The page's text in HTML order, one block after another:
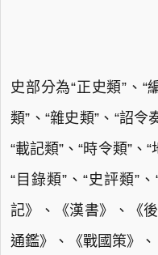
史部分為“正史類”、“
類”、“雜史類”、“詔令
“載記類”、“時令類”、“
“目錄類”、“史評類”
記》、《漢書》、《
通鑑》、《戰國策》